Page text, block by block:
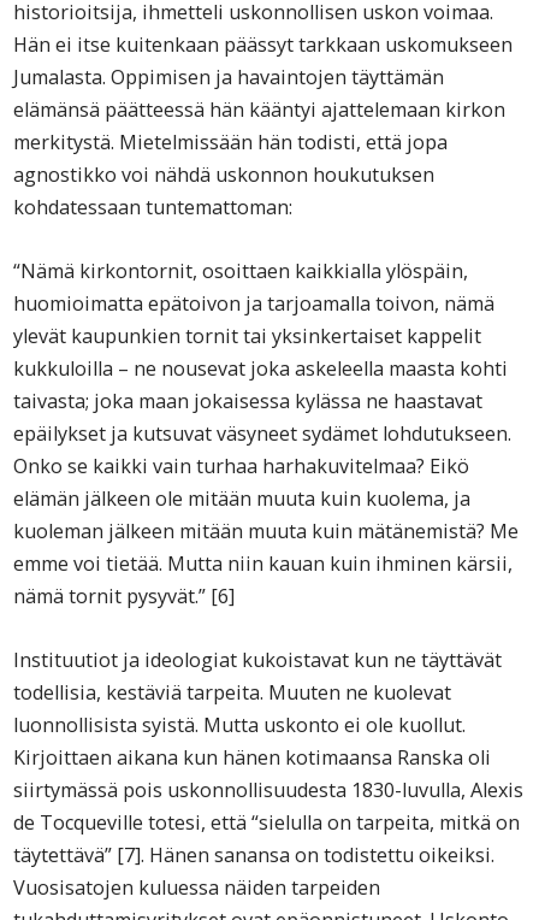
historioitsija, ihmetteli uskonnollisen uskon voimaa.
Hän ei itse kuitenkaan päässyt tarkkaan uskomukseen
Jumalasta. Oppimisen ja havaintojen täyttämän
elämänsä päätteessä hän kääntyi ajattelemaan kirkon
merkitystä. Mietelmissään hän todisti, että jopa
agnostikko voi nähdä uskonnon houkutuksen
kohdatessaan tuntemattoman:
“Nämä kirkontornit, osoittaen kaikkialla ylöspäin,
huomioimatta epätoivon ja tarjoamalla toivon, nämä
ylevät kaupunkien tornit tai yksinkertaiset kappelit
kukkuloilla – ne nousevat joka askeleella maasta kohti
taivasta; joka maan jokaisessa kylässa ne haastavat
epäilykset ja kutsuvat väsyneet sydämet lohdutukseen.
Onko se kaikki vain turhaa harhakuvitelmaa? Eikö
elämän jälkeen ole mitään muuta kuin kuolema, ja
kuoleman jälkeen mitään muuta kuin mätänemistä? Me
emme voi tietää. Mutta niin kauan kuin ihminen kärsii,
nämä tornit pysyvät.” [6]
Instituutiot ja ideologiat kukoistavat kun ne täyttävät
todellisia, kestäviä tarpeita. Muuten ne kuolevat
luonnollisista syistä. Mutta uskonto ei ole kuollut.
Kirjoittaen aikana kun hänen kotimaansa Ranska oli
siirtymässä pois uskonnollisuudesta 1830-luvulla, Alexis
de Tocqueville totesi, että “sielulla on tarpeita, mitkä on
täytettävä” [7]. Hänen sanansa on todistettu oikeiksi.
Vuosisatojen kuluessa näiden tarpeiden